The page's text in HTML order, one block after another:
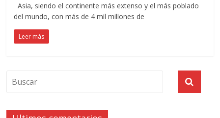
Asia, siendo el continente más extenso y el más poblado
del mundo, con más de 4 mil millones de
Leer más